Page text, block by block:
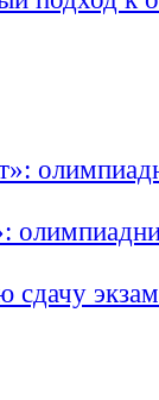
сдачу